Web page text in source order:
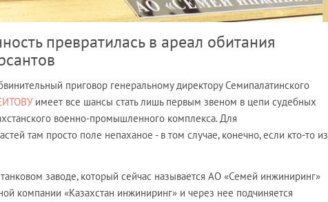
превратилась в ареал обитания
приговор генеральному директору Семипалатинского
имеет все шансы стать лишь первым звеном в цепи судебных
военно-промышленного комплекса. Для
там просто поле непаханое - в том случае, конечно, если кто-то из
заводе, который сейчас называется АО «Семей инжиниринг»
компании «Казахстан инжиниринг» и через нее подчиняется